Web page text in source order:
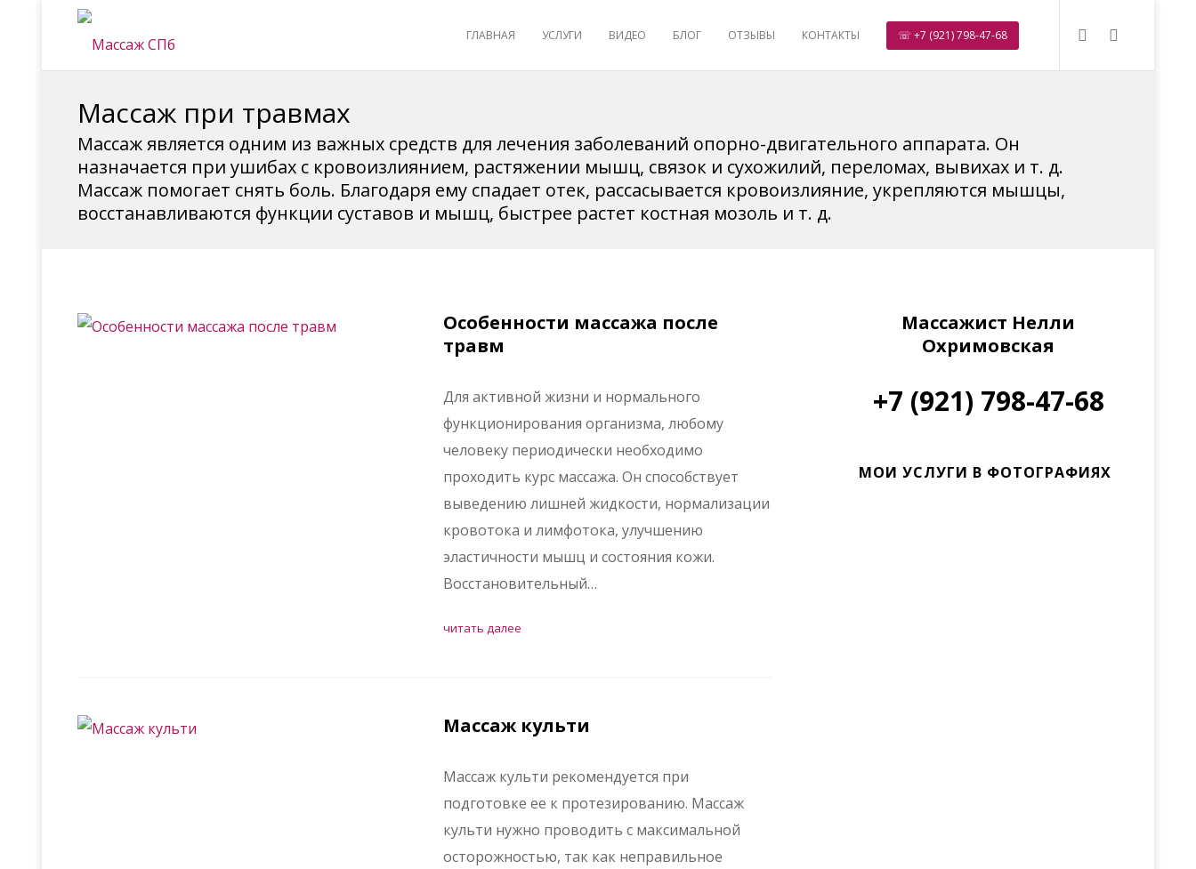
ГЛАВНАЯ УСЛУГИ ВИДЕО БЛОГ ОТЗЫВЫ КОНТАКТЫ ☏ +7 (921) 798-47-68
Массаж при травмах
Массаж является одним из важных средств для лечения заболеваний опорно-двигательного аппарата. Он
назначается при ушибах с кровоизлиянием, растяжении мышц, связок и сухожилий, переломах, вывихах и т. д.
Массаж помогает снять боль. Благодаря ему спадает отек, рассасывается кровоизлияние, укрепляются мышцы,
восстанавливаются функции суставов и мышц, быстрее растет костная мозоль и т. д.
Особенности массажа после
травм
Для активной жизни и нормального
функционирования организма, любому
человеку периодически необходимо
проходить курс массажа. Он способствует
выведению лишней жидкости, нормализации
кровотока и лимфотока, улучшению
эластичности мышц и состояния кожи.
Восстановительный…
читать далее
Массаж культи
Массаж культи рекомендуется при
подготовке ее к протезированию. Массаж
культи нужно проводить с максимальной
осторожностью, так как неправильное
Массажист Нелли
Охримовская
+7 (921) 798-47-68
МОИ УСЛУГИ В ФОТОГРАФИЯХ